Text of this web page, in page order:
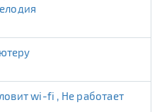
wi-fi , Не работает